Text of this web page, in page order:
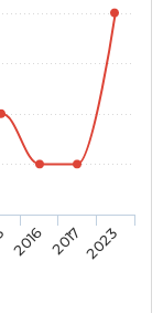
2016 2017 2023